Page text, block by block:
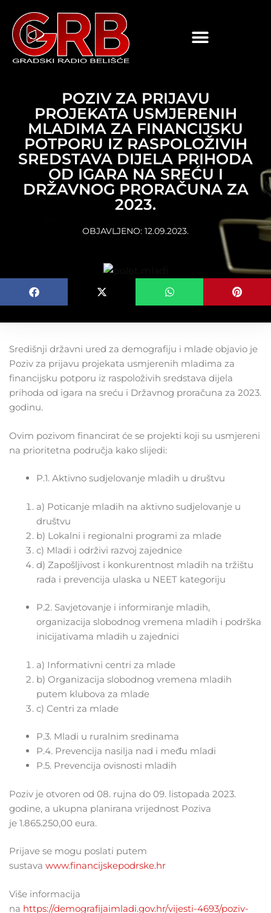
POZIV ZA PRIJAVU
PROJEKATA USMJERENIH
MLADIMA ZA FINANCIJSKU
POTPORU IZ RASPOLOŽIVIH
SREDSTAVA DIJELA PRIHODA
OD IGARA NA SREĆU I
DRŽAVNOG PRORAČUNA ZA
2023.
OBJAVLJENO: 12.09.2023.
Središnji državni ured za demografiju i mlade objavio je
Poziv za prijavu projekata usmjerenih mladima za
financijsku potporu iz raspoloživih sredstava dijela
prihoda od igara na sreću i Državnog proračuna za 2023.
godinu.
Ovim pozivom financirat će se projekti koji su usmjereni
na prioritetna područja kako slijedi:
P.1. Aktivno sudjelovanje mladih u društvu
a) Poticanje mladih na aktivno sudjelovanje u
društvu
b) Lokalni i regionalni programi za mlade
c) Mladi i održivi razvoj zajednice
d) Zapošljivost i konkurentnost mladih na tržištu
rada i prevencija ulaska u NEET kategoriju
P.2. Savjetovanje i informiranje mladih,
organizacija slobodnog vremena mladih i podrška
inicijativama mladih u zajednici
a) Informativni centri za mlade
b) Organizacija slobodnog vremena mladih
putem klubova za mlade
c) Centri za mlade
P.3. Mladi u ruralnim sredinama
P.4. Prevencija nasilja nad i među mladi
P.5. Prevencija ovisnosti mladih
Poziv je otvoren od 08. rujna do 09. listopada 2023.
godine, a ukupna planirana vrijednost Poziva
je 1.865.250,00 eura.
Prijave se mogu poslati putem
sustava www.financijskepodrske.hr
Više informacija
na https://demografijaimladi.gov.hr/vijesti-4693/poziv-